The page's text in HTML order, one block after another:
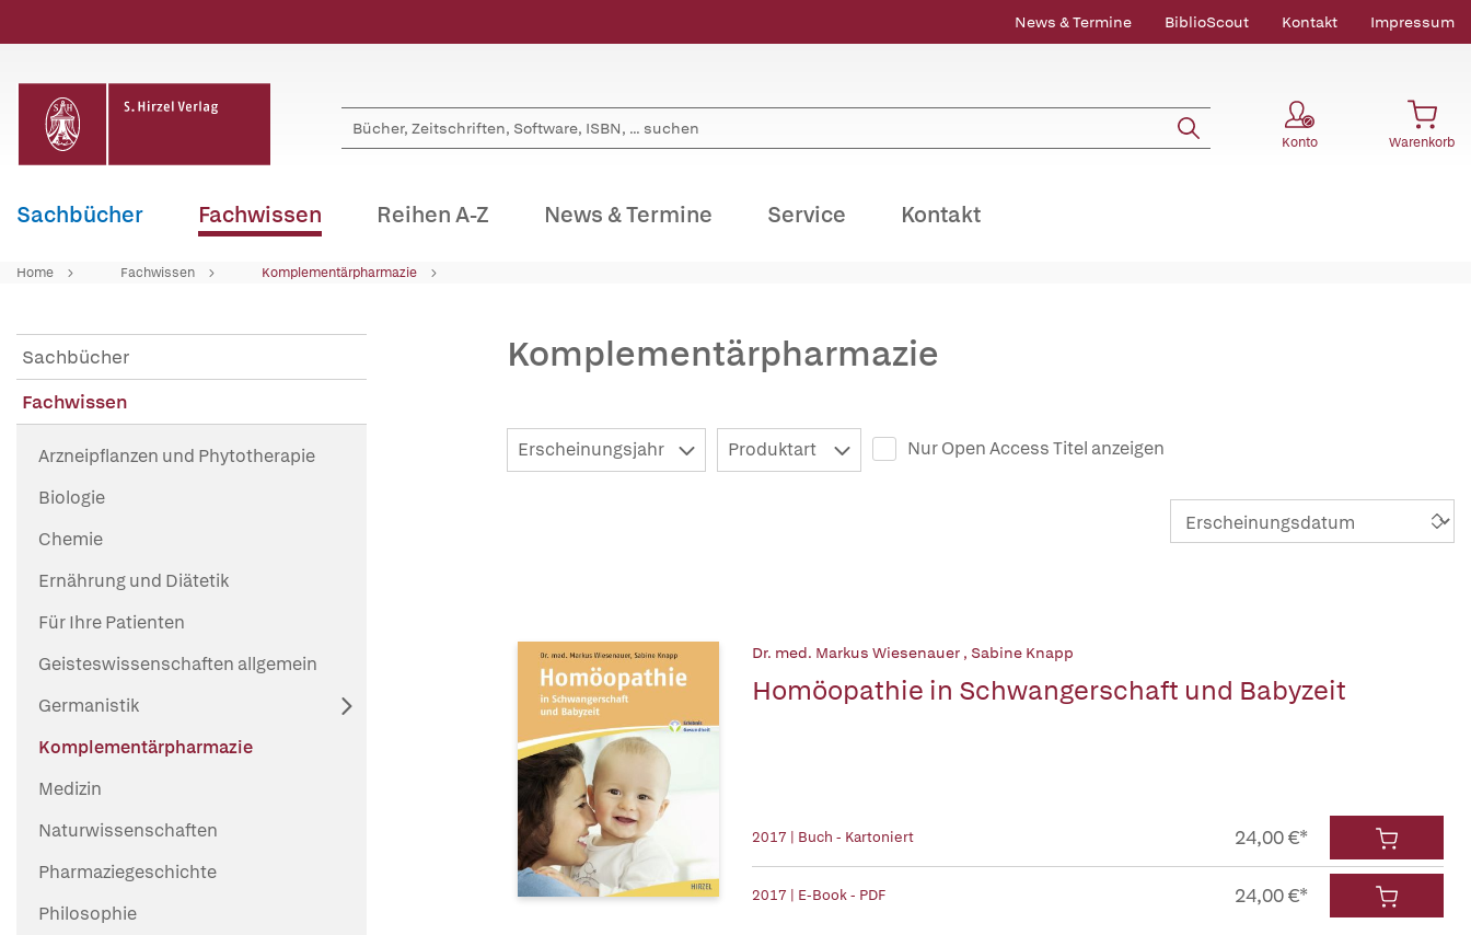
News & Termine BiblioScout Kontakt Impressum
Konto Warenkorb
Sachbücher Fachwissen Reihen A-Z News & Termine Service Kontakt
Home Fachwissen Komplementärpharmazie
Sachbücher
Fachwissen
Arzneipflanzen und Phytotherapie
Biologie
Chemie
Ernährung und Diätetik
Für Ihre Patienten
Geisteswissenschaften allgemein
Germanistik
Komplementärpharmazie
Medizin
Naturwissenschaften
Pharmaziegeschichte
Philosophie
Komplementärpharmazie
Erscheinungsjahr Produktart Nur Open Access Titel anzeigen
Dr. med. Markus Wiesenauer , Sabine Knapp
Homöopathie in Schwangerschaft und Babyzeit
2017 | Buch - Kartoniert 24,00 €*
2017 | E-Book - PDF 24,00 €*